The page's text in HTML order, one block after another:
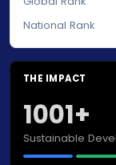
National Rank
THE IMPACT
1001+
Sustainable